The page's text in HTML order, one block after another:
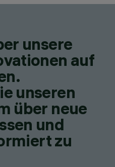
unsere
auf
unseren
über neue
und
zu